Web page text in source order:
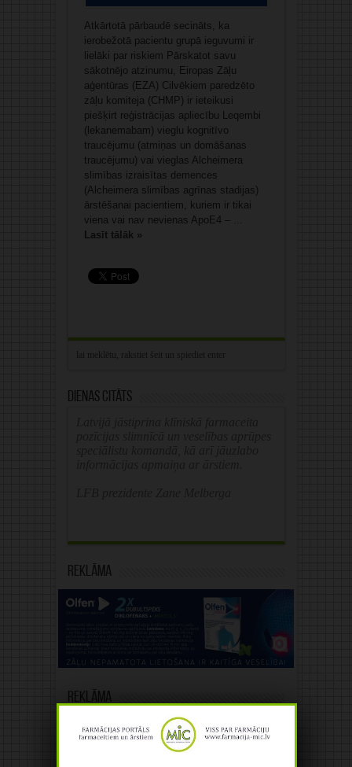
Atkārtotā pārbaudē secināts, ka
ierobežotā pacientu grupā ieguvumi ir
lielāki par riskiem Pārskatot savu
sākotnējo atzinumu, Eiropas Zāļu
aģentūras (EZA) Cilvēkiem paredzēto
zāļu komiteja (CHMP) ir ieteikusi
piešķirt reģistrācijas apliecību Leqembi
(lekanemabam) vieglu kognitīvo
traucējumu (atmiņas un domāšanas
traucējumu) vai vieglas Alcheimera
slimības izraisītas demences
(Alcheimera slimības agrīnas stadijas)
ārstēšanai pacientiem, kuriem ir tikai
viena vai nav nevienas ApoE4 – ...
Lasīt tālāk »
Dienas citāts
Reklāma
Reklāma